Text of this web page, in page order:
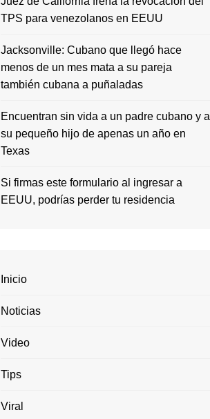
TPS para venezolanos en EEUU
Jacksonville: Cubano que llegó hace
menos de un mes mata a su pareja
también cubana a puñaladas
Encuentran sin vida a un padre cubano y a
su pequeño hijo de apenas un año en
Texas
Si firmas este formulario al ingresar a
EEUU, podrías perder tu residencia
Inicio
Noticias
Video
Tips
Viral